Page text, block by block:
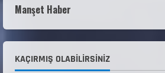
4
ANTRENÖRLÜK KURSU
Manşet Haber
KAÇIRMIŞ OLABILIRSINIZ